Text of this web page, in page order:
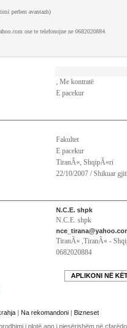
perben avantazh)
ose te telefonojne ne 0682020884.
, Me kontratë
E pacekur
Fakultet
E pacekur
TiranÃ«, ShqipÃ«ri
22/10/2007 / Shikuar
N.C.E. shpk
N.C.E. shpk
TiranÃ« ,TiranÃ« -
0682020884
APLIKONI NË
| Na rekomandoni | Bizneset
i plotë apo i pjesërishëm në